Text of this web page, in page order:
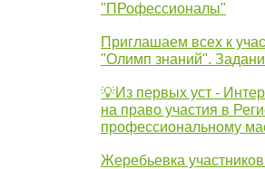
"ПРофессионалы"
Приглашаем всех к
"Олимп знаний".
💡Из первых уст -
на право участия в
профессиональному
Жеребьевка